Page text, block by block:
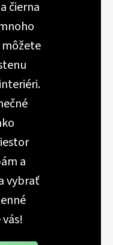
čierna
a
vybrať